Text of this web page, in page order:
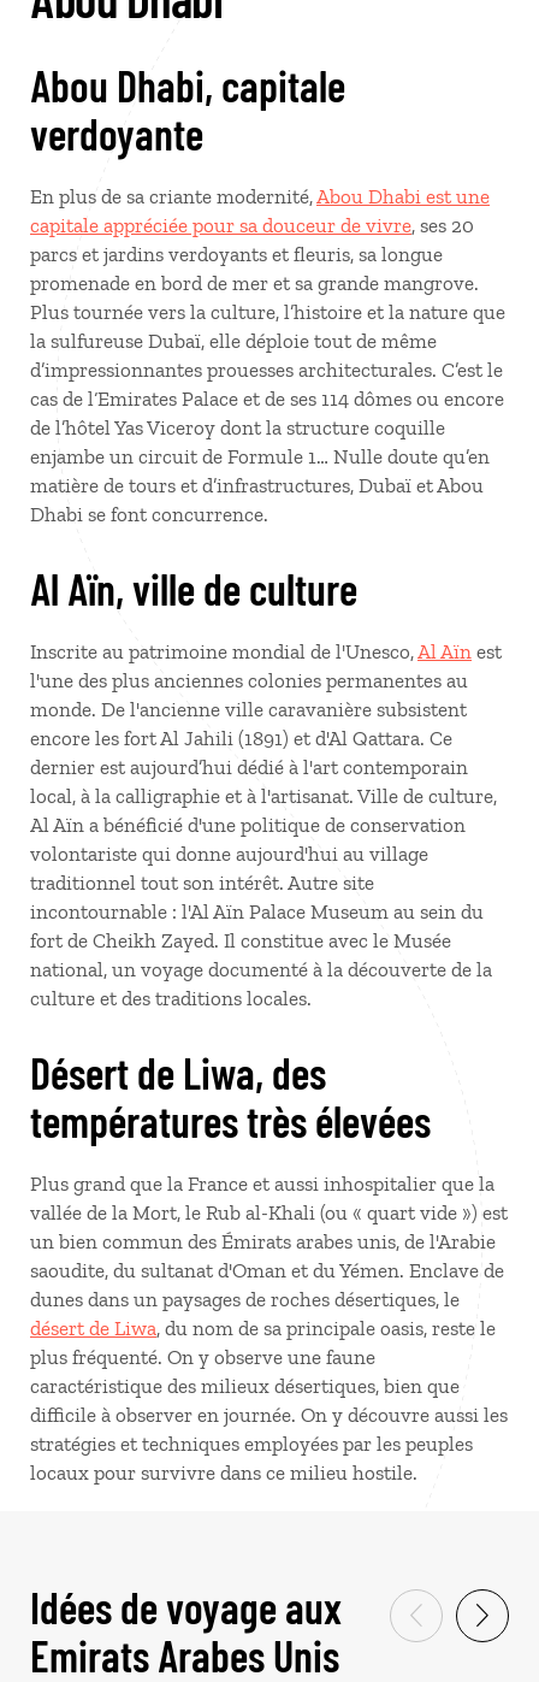
Abou Dhabi, capitale
verdoyante
En plus de sa criante modernité,Abou Dhabi est une
capitale appréciée pour sa douceur de vivre, ses 20
parcs et jardins verdoyants et fleuris, sa longue
promenade en bord de mer et sa grande mangrove.
Plus tournée vers la culture, l’histoire et la nature que
la sulfureuse Dubaï, elle déploie tout de même
d’impressionnantes prouesses architecturales. C’est le
cas de l‘Emirates Palace et de ses 114 dômes ou encore
de l’hôtel Yas Viceroy dont la structure coquille
enjambe un circuit de Formule 1… Nulle doute qu’en
matière de tours et d’infrastructures, Dubaï et Abou
Dhabi se font concurrence.
Al Aïn, ville de culture
Inscrite au patrimoine mondial de l'Unesco,Al Aïn est
l'une des plus anciennes colonies permanentes au
monde. De l'ancienne ville caravanière subsistent
encore les fort Al Jahili (1891) et d'Al Qattara. Ce
dernier est aujourd’hui dédié à l'art contemporain
local, à la calligraphie et à l'artisanat. Ville de culture,
Al Aïn a bénéficié d'une politique de conservation
volontariste qui donne aujourd'hui au village
traditionnel tout son intérêt. Autre site
incontournable : l'Al Aïn Palace Museum au sein du
fort de Cheikh Zayed. Il constitue avec le Musée
national, un voyage documenté à la découverte de la
culture et des traditions locales.
Désert de Liwa, des
températures très élevées
Plus grand que la France et aussi inhospitalier que la
vallée de la Mort, le Rub al-Khali (ou « quart vide ») est
un bien commun des Émirats arabes unis, de l'Arabie
saoudite, du sultanat d'Oman et du Yémen. Enclave de
dunes dans un paysages de roches désertiques, le
désert de Liwa, du nom de sa principale oasis, reste le
plus fréquenté. On y observe une faune
caractéristique des milieux désertiques, bien que
difficile à observer en journée. On y découvre aussi les
stratégies et techniques employées par les peuples
locaux pour survivre dans ce milieu hostile.
Idées de voyage aux
Emirats Arabes Unis